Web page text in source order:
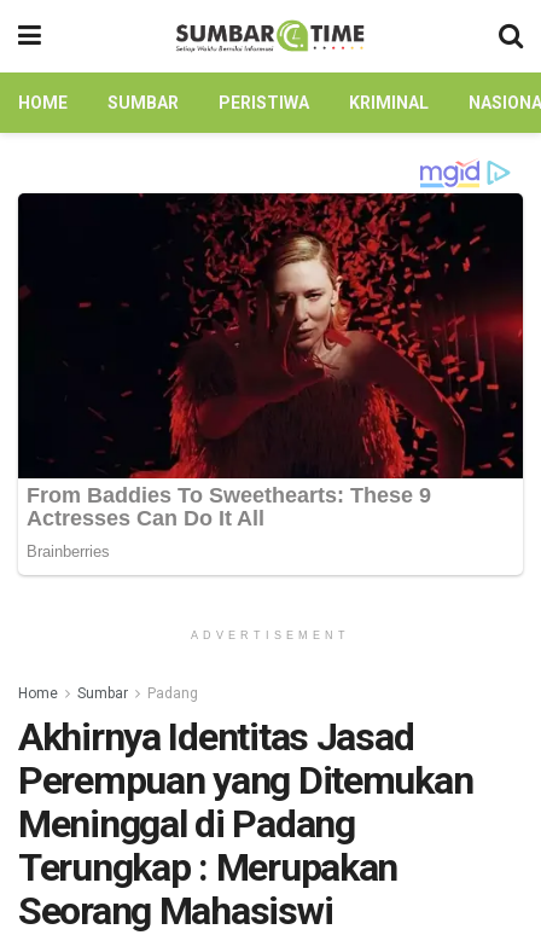
HOME SUMBAR PERISTIWA KRIMINAL
ADVERTISEMENT
Home Sumbar Padang
Akhirnya Identitas Jasad
Perempuan yang Ditemukan
Meninggal di Padang
Terungkap : Merupakan
Seorang Mahasiswi